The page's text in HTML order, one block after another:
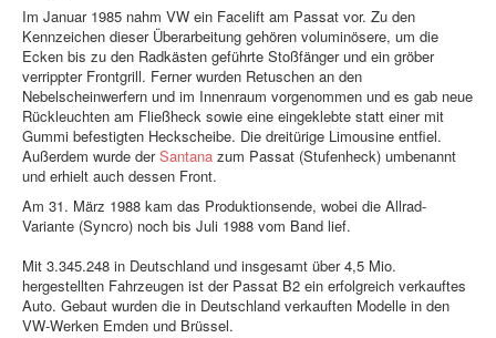
Im Januar 1985 nahm VW ein Facelift am Passat vor. Zu den
Kennzeichen dieser Überarbeitung gehören voluminösere, um die
Ecken bis zu den Radkästen geführte Stoßfänger und ein gröber
verrippter Frontgrill. Ferner wurden Retuschen an den
Nebelscheinwerfern und im Innenraum vorgenommen und es gab neue
Rückleuchten am Fließheck sowie eine eingeklebte statt einer mit
Gummi befestigten Heckscheibe. Die dreitürige Limousine entfiel.
Außerdem wurde derSantana zum Passat (Stufenheck) umbenannt
und erhielt auch dessen Front.
Am 31. März 1988 kam das Produktionsende, wobei die Allrad-
Variante (Syncro) noch bis Juli 1988 vom Band lief.
Mit 3.345.248 in Deutschland und insgesamt über 4,5 Mio.
hergestellten Fahrzeugen ist der Passat B2 ein erfolgreich verkauftes
Auto. Gebaut wurden die in Deutschland verkauften Modelle in den
VW-Werken Emden und Brüssel.